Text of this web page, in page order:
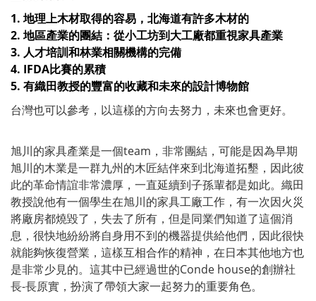
1. 地理上木材取得的容易，北海道有許多木材的
2. 地區產業的團結：從小工坊到大工廠都重視家具產業
3. 人才培訓和林業相關機構的完備
4. IFDA比賽的累積
5. 有織田教授的豐富的收藏和未來的設計博物館
台灣也可以參考，以這樣的方向去努力，未來也會更好。
旭川的家具產業是一個team，非常團結，可能是因為早期
旭川的木業是一群九州的木匠結伴來到北海道拓墾，因此彼
此的革命情誼非常濃厚，一直延續到子孫輩都是如此。織田
教授說他有一個學生在旭川的家具工廠工作，有一次因火災
將廠房都燒毀了，失去了所有，但是同業們知道了這個消
息，很快地紛紛將自身用不到的機器提供給他們，因此很快
就能夠恢復營業，這樣互相合作的精神，在日本其他地方也
是非常少見的。這其中已經過世的Conde house的創辦社
長-長原實，扮演了帶領大家一起努力的重要角色。